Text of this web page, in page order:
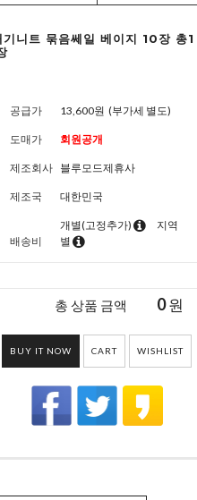
니트 묶음쎄일 베이지 10장 총1
공급가 13,600원 (부가세 별도)
도매가 회원공개
제조회사 블루모드제휴사
제조국 대한민국
배송비
개별(고정추가)
지역
별
총 상품 금액 0원
BUY IT NOW CART WISHLIST